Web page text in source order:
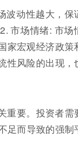
波动性越大，保
市场情绪: 市场
家宏观经济政策
性风险的出现，
重要。投资者需
足而导致的强制